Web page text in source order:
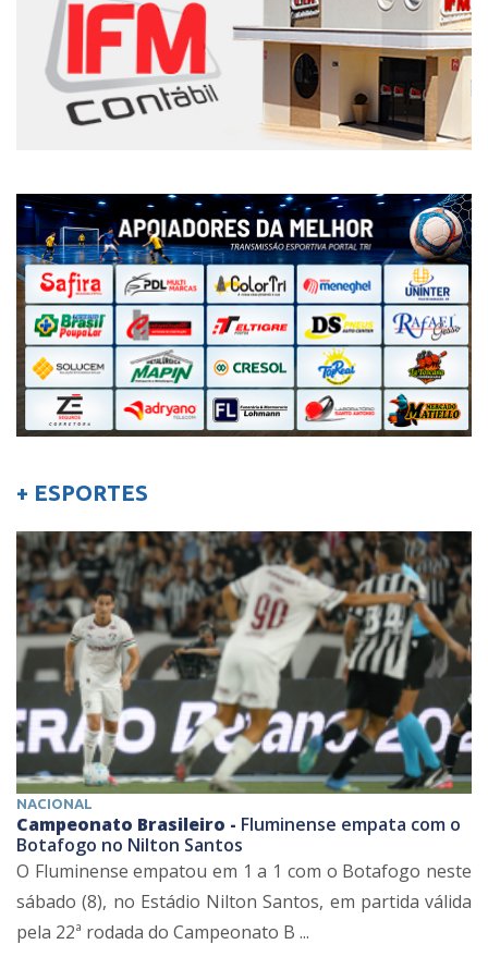
+ ESPORTES
NACIONAL
Campeonato Brasileiro - Fluminense empata com o
Botafogo no Nilton Santos
O Fluminense empatou em 1 a 1 com o Botafogo neste
sábado (8), no Estádio Nilton Santos, em partida válida
pela 22ª rodada do Campeonato B ...